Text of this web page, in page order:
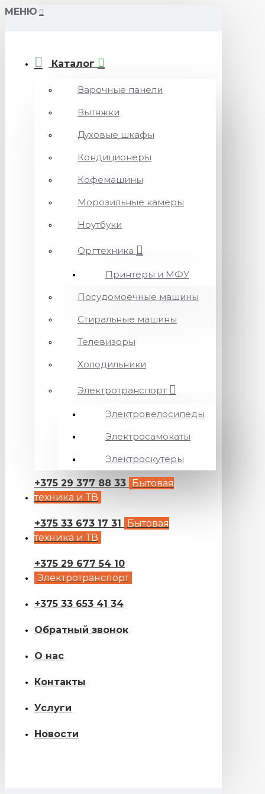
МЕНЮ
Каталог
Варочные панели
Вытяжки
Духовые шкафы
Кондиционеры
Кофемашины
Морозильные камеры
Ноутбуки
Оргтехника
Принтеры и МФУ
Посудомоечные машины
Стиральные машины
Телевизоры
Холодильники
Электротранспорт
Электровелосипеды
Электросамокаты
Электроскутеры
+375 29 377 88 33 Бытовая
техника и ТВ
+375 33 673 17 31
Бытовая
техника и ТВ
+375 29 677 54 10
Электротранспорт
+375 33 653 41 34
Обратный звонок
О нас
Контакты
Услуги
Новости